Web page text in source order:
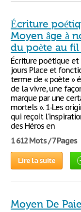
Écriture
Moyen âge à
du poète au
Écriture poétique et
jours Place et
terme de « poète »
de la vivre, une
marque par une
mortels ». 1-Les
qui reçoit
des Héros en
1 612 Mots / 7 Pages
Lire la suite
Moyen De